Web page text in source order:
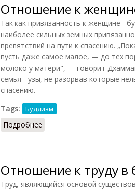
Отношение к
Так как привязанность к женщине -
наиболее сильных земных
препятствий на пути к спасению.
пусть даже самое малое, — до тех
молоко у матери", — говорит
семья - узы, не разорвав которые
спасению.
Tags:
Буддизм
Подробнее
Отношение к труду в
Труд, являющийся основой